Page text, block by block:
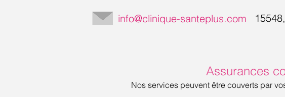
info@clinique-santeplus.com
Assurances
Nos services peuvent être couverts par